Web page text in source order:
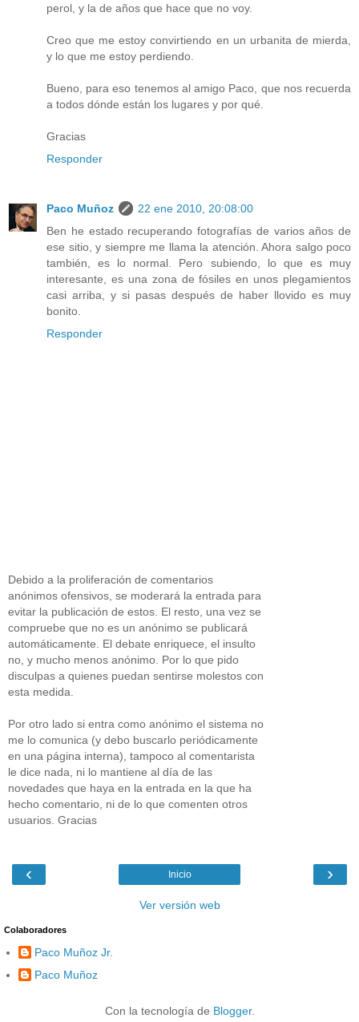
perol, y la de años que hace que no voy.
Creo que me estoy convirtiendo en un urbanita de mierda,
y lo que me estoy perdiendo.
Bueno, para eso tenemos al amigo Paco, que nos recuerda
a todos dónde están los lugares y por qué.
Gracias
Responder
Paco Muñoz
22 ene 2010, 20:08:00
Ben he estado recuperando fotografías de varios años de
ese sitio, y siempre me llama la atención. Ahora salgo poco
también, es lo normal. Pero subiendo, lo que es muy
interesante, es una zona de fósiles en unos plegamientos
casi arriba, y si pasas después de haber llovido es muy
bonito.
Responder
Debido a la proliferación de comentarios
anónimos ofensivos, se moderará la entrada para
evitar la publicación de estos. El resto, una vez se
compruebe que no es un anónimo se publicará
automáticamente. El debate enriquece, el insulto
no, y mucho menos anónimo. Por lo que pido
disculpas a quienes puedan sentirse molestos con
esta medida.
Por otro lado si entra como anónimo el sistema no
me lo comunica (y debo buscarlo periódicamente
en una página interna), tampoco al comentarista
le dice nada, ni lo mantiene al día de las
novedades que haya en la entrada en la que ha
hecho comentario, ni de lo que comenten otros
usuarios. Gracias
‹ ›
Inicio
Ver versión web
Colaboradores
Paco Muñoz Jr.
Paco Muñoz
Con la tecnología de Blogger.